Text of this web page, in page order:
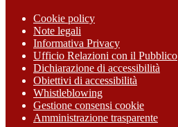
Cookie policy
Note legali
Informativa Privacy
Ufficio Relazioni con il Pubblico
Dichiarazione di accessibilità
Obiettivi di accessibilità
Whistleblowing
Gestione consensi cookie
Amministrazione trasparente